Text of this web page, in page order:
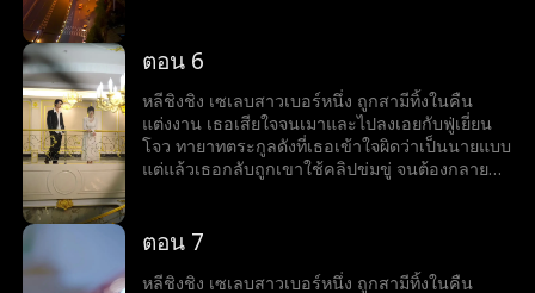
ตอน 6
หลีชิงชิง เซเลบสาวเบอร์หนึ่ง ถูกสามีทิ้งในคืน
แต่งงาน เธอเสียใจจนเมาและไปลงเอยกับฟู่เยี่ยน
โจว ทายาทตระกูลดังที่เธอเข้าใจผิดว่าเป็นนายแบบ
แต่แล้วเธอกลับถูกเขาใช้คลิปข่มขู่ จนต้องกลายมา
ตอน 7
หลีชิงชิง เซเลบสาวเบอร์หนึ่ง ถูกสามีทิ้งในคืน